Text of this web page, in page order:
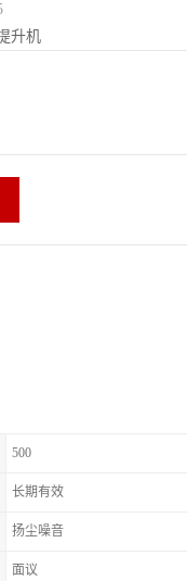
升机
500
长期有效
扬尘噪音
面议